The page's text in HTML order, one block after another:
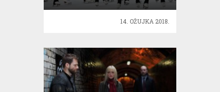
14. OŽUJKA 2018.